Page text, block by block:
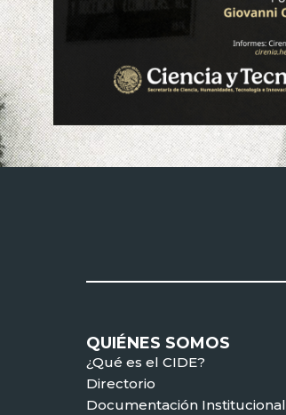
QUIÉNES SOMOS
¿Qué es el CIDE?
Directorio
Documentación Institucional